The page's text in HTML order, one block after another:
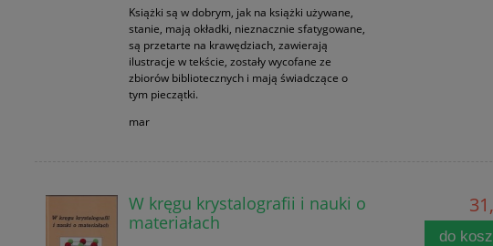
Książki są w dobrym, jak na książki używane,
stanie, mają okładki, nieznacznie sfatygowane,
są przetarte na krawędziach, zawierają
ilustracje w tekście, zostały wycofane ze
zbiorów bibliotecznych i mają świadczące o
tym pieczątki.
mar
W kręgu krystalografii i nauki o
materiałach
do